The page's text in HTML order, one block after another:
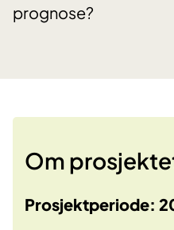
prognose?
Om
Prosjektperiode: